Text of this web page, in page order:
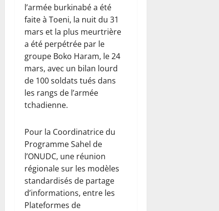
l’armée burkinabé a été
faite à Toeni, la nuit du 31
mars et la plus meurtrière
a été perpétrée par le
groupe Boko Haram, le 24
mars, avec un bilan lourd
de 100 soldats tués dans
les rangs de l’armée
tchadienne.
Pour la Coordinatrice du
Programme Sahel de
l’ONUDC, une réunion
régionale sur les modèles
standardisés de partage
d’informations, entre les
Plateformes de